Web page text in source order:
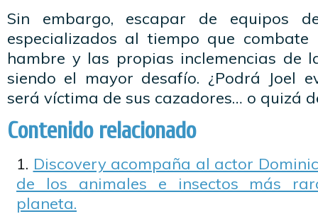
Sin embargo, escapar de equipos
especializados al tiempo que
hambre y las propias inclemencias de
siendo el mayor desafío. ¿Podrá Joel
será víctima de sus cazadores… o quizá
Contenido relacionado
Discovery acompaña al actor
de los animales e insectos más
planeta.